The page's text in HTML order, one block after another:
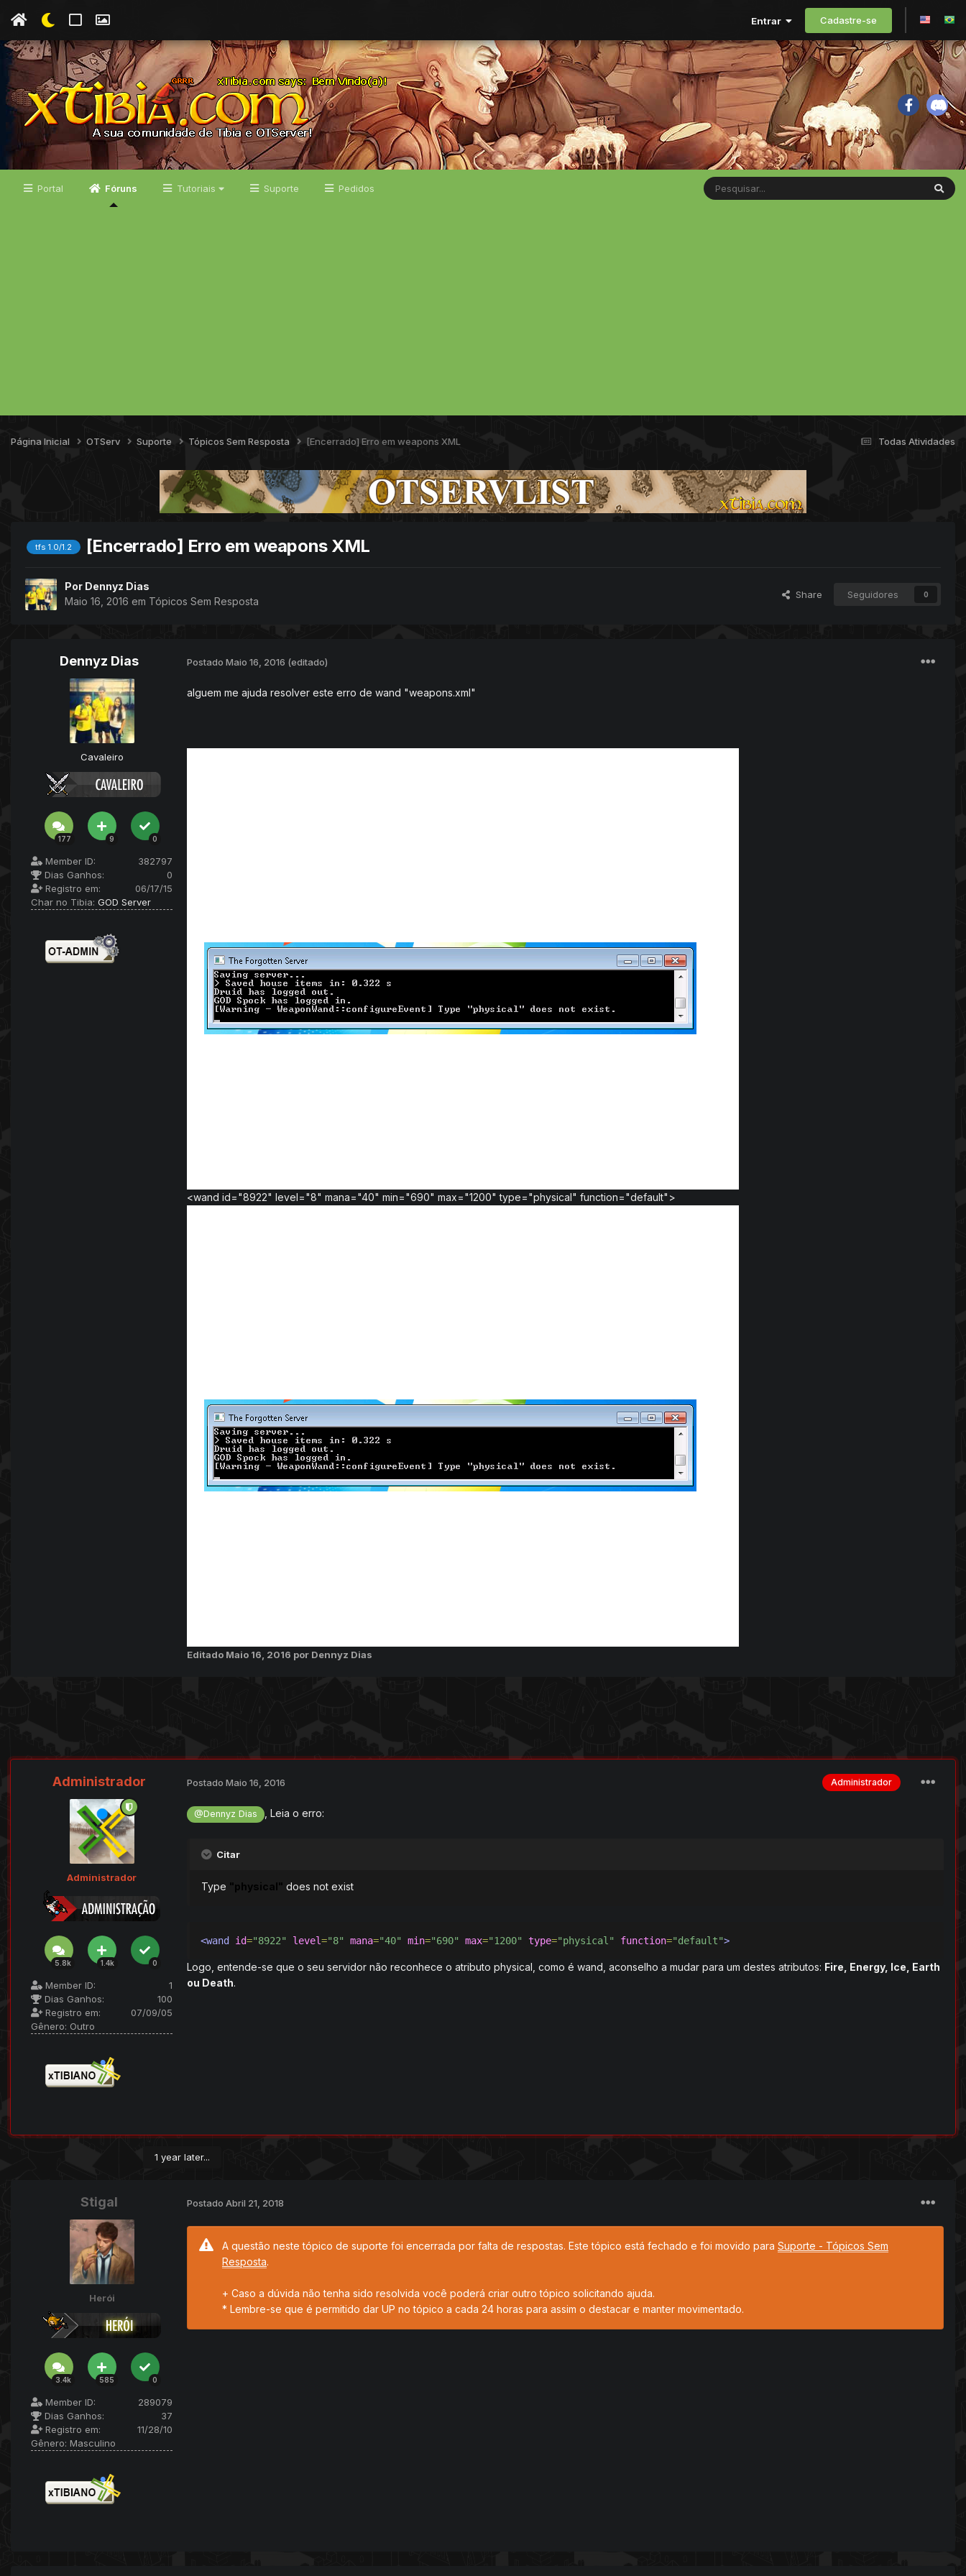
Entrar Cadastre-se
Portal Fóruns Tutoriais Suporte Pedidos
Todas Atividades
Página Inicial OTServ Suporte Tópicos Sem Resposta [Encerrado] Erro em weapons XML
tfs 1.0/1.2 [Encerrado] Erro em weapons XML
Por Dennyz Dias
Maio 16, 2016 em Tópicos Sem Resposta
Share Seguidores 0
Dennyz Dias
Cavaleiro
177 9 0
Member ID:
382797
Dias Ganhos:
0
Registro em:
06/17/15
Char no Tibia: GOD Server
Postado Maio 16, 2016 (editado)
alguem me ajuda resolver este erro de wand "weapons.xml"
<wand id="8922" level="8" mana="40" min="690" max="1200" type="physical" function="default">
Editado Maio 16, 2016 por Dennyz Dias
Administrador
Administrador
5.8k 1.4k 0
Member ID:
1
Dias Ganhos:
100
Registro em:
07/09/05
Gênero: Outro
Administrador
Postado Maio 16, 2016
@Dennyz Dias , Leia o erro:
Citar
Type "physical" does not exist
<wand id="8922" level="8" mana="40" min="690" max="1200" type="physical" function="default">
Logo, entende-se que o seu servidor não reconhece o atributo physical, como é wand, aconselho a mudar para um destes atributos: Fire, Energy, Ice, Earth
ou Death.
1 year later...
Stigal
Herói
3.4k 585 0
Member ID:
289079
Dias Ganhos:
37
Registro em:
11/28/10
Gênero: Masculino
Postado Abril 21, 2018
A questão neste tópico de suporte foi encerrada por falta de respostas. Este tópico está fechado e foi movido para Suporte - Tópicos Sem
Resposta.
+ Caso a dúvida não tenha sido resolvida você poderá criar outro tópico solicitando ajuda.
* Lembre-se que é permitido dar UP no tópico a cada 24 horas para assim o destacar e manter movimentado.